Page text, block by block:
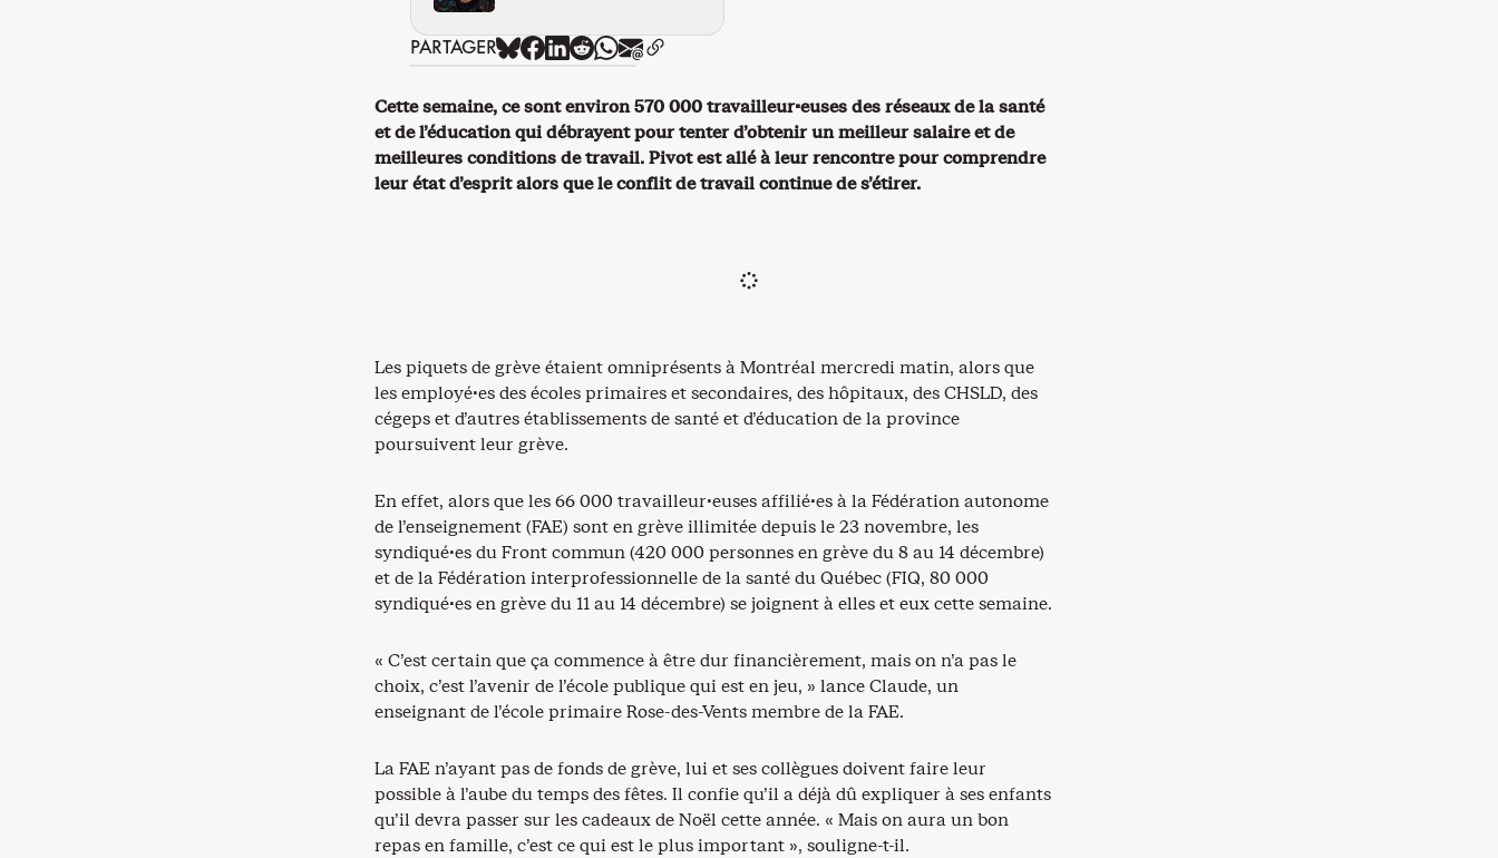
PARTAGER
Cette semaine, ce sont environ 570 000 travailleur·euses des réseaux de la santé
et de l’éducation qui débrayent pour tenter d’obtenir un meilleur salaire et de
meilleures conditions de travail. Pivot est allé à leur rencontre pour comprendre
leur état d’esprit alors que le conflit de travail continue de s’étirer.
Les piquets de grève étaient omniprésents à Montréal mercredi matin, alors que
les employé·es des écoles primaires et secondaires, des hôpitaux, des CHSLD, des
cégeps et d’autres établissements de santé et d’éducation de la province
poursuivent leur grève.
En effet, alors que les 66 000 travailleur·euses affilié·es à la Fédération autonome
de l’enseignement (FAE) sont en grève illimitée depuis le 23 novembre, les
syndiqué·es du Front commun (420 000 personnes en grève du 8 au 14 décembre)
et de la Fédération interprofessionnelle de la santé du Québec (FIQ, 80 000
syndiqué·es en grève du 11 au 14 décembre) se joignent à elles et eux cette semaine.
« C’est certain que ça commence à être dur financièrement, mais on n’a pas le
choix, c’est l’avenir de l’école publique qui est en jeu, » lance Claude, un
enseignant de l’école primaire Rose-des-Vents membre de la FAE.
La FAE n’ayant pas de fonds de grève, lui et ses collègues doivent faire leur
possible à l’aube du temps des fêtes. Il confie qu’il a déjà dû expliquer à ses enfants
qu’il devra passer sur les cadeaux de Noël cette année. « Mais on aura un bon
repas en famille, c’est ce qui est le plus important », souligne-t-il.